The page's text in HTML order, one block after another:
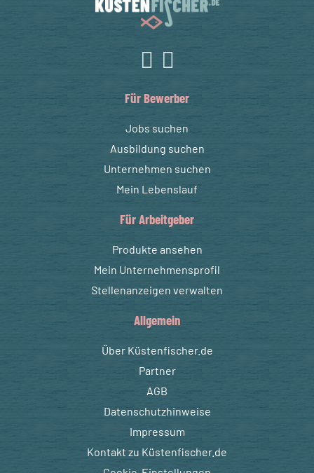
Für Bewerber
Jobs suchen
Ausbildung suchen
Unternehmen suchen
Mein Lebenslauf
Für Arbeitgeber
Produkte ansehen
Mein Unternehmensprofil
Stellenanzeigen verwalten
Allgemein
Über Küstenfischer.de
Partner
AGB
Datenschutzhinweise
Impressum
Kontakt zu Küstenfischer.de